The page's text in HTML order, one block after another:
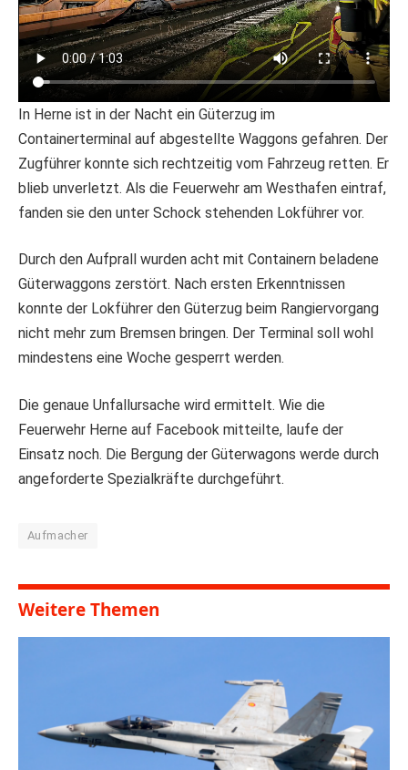
In Herne ist in der Nacht ein Güterzug im
Containerterminal auf abgestellte Waggons gefahren. Der
Zugführer konnte sich rechtzeitig vom Fahrzeug retten. Er
blieb unverletzt. Als die Feuerwehr am Westhafen eintraf,
fanden sie den unter Schock stehenden Lokführer vor.
Durch den Aufprall wurden acht mit Containern beladene
Güterwaggons zerstört. Nach ersten Erkenntnissen
konnte der Lokführer den Güterzug beim Rangiervorgang
nicht mehr zum Bremsen bringen. Der Terminal soll wohl
mindestens eine Woche gesperrt werden.
Die genaue Unfallursache wird ermittelt. Wie die
Feuerwehr Herne auf Facebook mitteilte, laufe der
Einsatz noch. Die Bergung der Güterwagons werde durch
angeforderte Spezialkräfte durchgeführt.
Aufmacher
Weitere Themen